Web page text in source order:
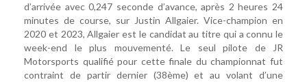
d’arrivée avec 0,247 seconde d’avance, après 2 heures 24
minutes de course, sur Justin Allgaier. Vice-champion en
2020 et 2023, Allgaier est le candidat au titre qui a connu le
week-end le plus mouvementé. Le seul pilote de JR
Motorsports qualifié pour cette finale du championnat fut
contraint de partir dernier (38ème) et au volant d’une